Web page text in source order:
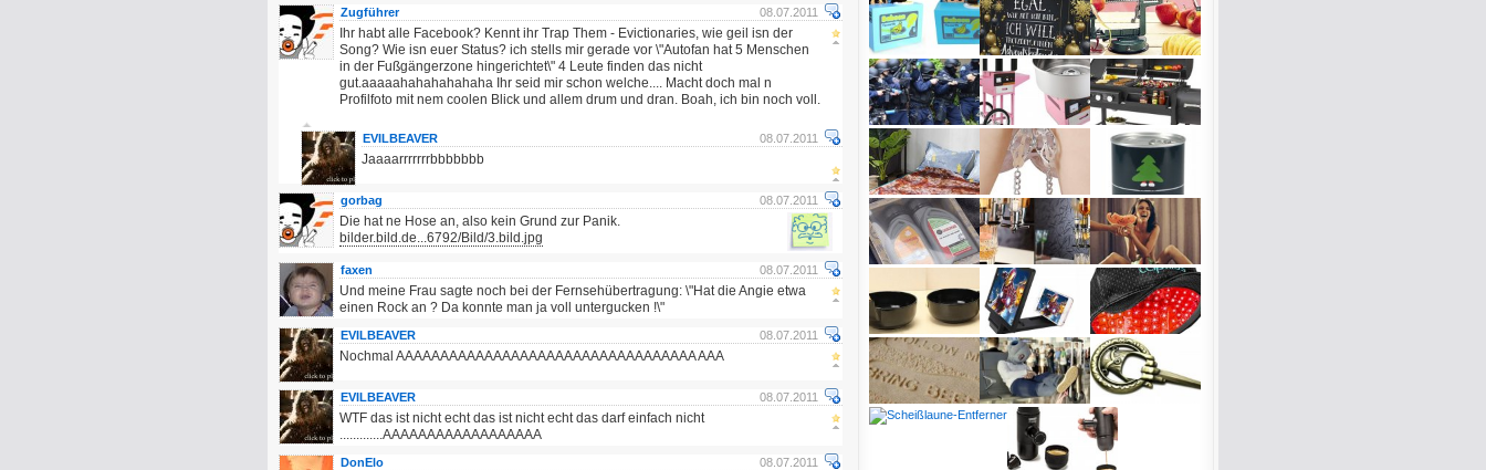
08.07.2011
Zugführer
Ihr habt alle Facebook? Kennt ihr Trap Them - Evictionaries, wie geil isn der
Song? Wie isn euer Status? ich stells mir gerade vor \"Autofan hat 5 Menschen
in der Fußgängerzone hingerichtet\" 4 Leute finden das nicht
gut.aaaaahahahahahaha Ihr seid mir schon welche.... Macht doch mal n
Profilfoto mit nem coolen Blick und allem drum und dran. Boah, ich bin noch voll.
08.07.2011
EVILBEAVER
Jaaaarrrrrrrbbbbbbb
08.07.2011
gorbag
Die hat ne Hose an, also kein Grund zur Panik.
bilder.bild.de...6792/Bild/3.bild.jpg
08.07.2011
faxen
Und meine Frau sagte noch bei der Fernsehübertragung: \"Hat die Angie etwa
einen Rock an ? Da konnte man ja voll untergucken !\"
08.07.2011
EVILBEAVER
Nochmal AAAAAAAAAAAAAAAAAAAAAAAAAAAAAAAAAA AAA
08.07.2011
EVILBEAVER
WTF das ist nicht echt das ist nicht echt das darf einfach nicht
.............AAAAAAAAAAAAAAAAAA
08.07.2011
DonElo